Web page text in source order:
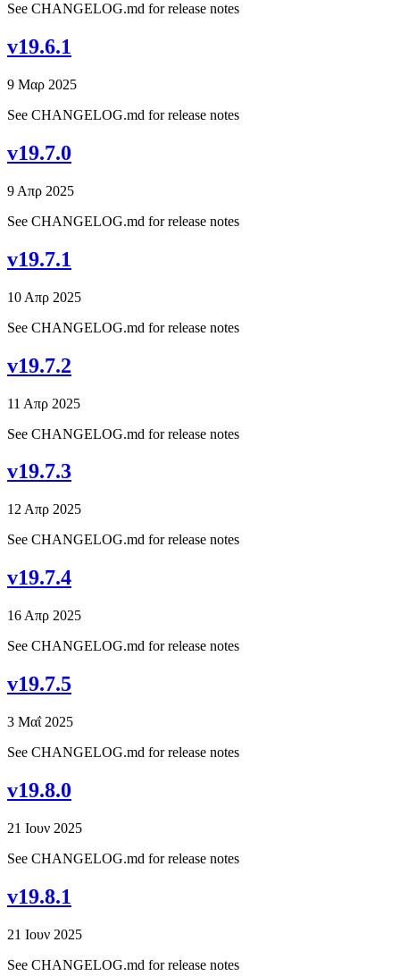
See CHANGELOG.md for release notes
v19.6.1
9 Μαρ 2025
See CHANGELOG.md for release notes
v19.7.0
9 Απρ 2025
See CHANGELOG.md for release notes
v19.7.1
10 Απρ 2025
See CHANGELOG.md for release notes
v19.7.2
11 Απρ 2025
See CHANGELOG.md for release notes
v19.7.3
12 Απρ 2025
See CHANGELOG.md for release notes
v19.7.4
16 Απρ 2025
See CHANGELOG.md for release notes
v19.7.5
3 Μαΐ 2025
See CHANGELOG.md for release notes
v19.8.0
21 Ιουν 2025
See CHANGELOG.md for release notes
v19.8.1
21 Ιουν 2025
See CHANGELOG.md for release notes